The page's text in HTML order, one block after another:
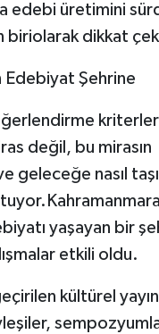
edebi üretimini
biriolarak dikkat
Edebiyat Şehrine
kriterleri
değil, bu mirasın
geleceğe nasıl
yaşayan bir
etkili oldu.
kültürel